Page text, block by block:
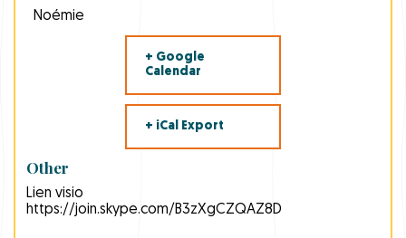
Noémie
+ Google
Calendar
+ iCal Export
Other
Lien visio
https://join.skype.com/B3zXgCZQAZ8D